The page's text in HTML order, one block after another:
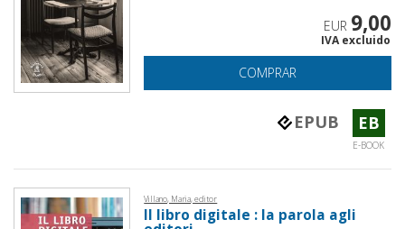
EUR 9,00
IVA excluido
COMPRAR
EPUB EB
E-BOOK
Villano, Maria, editor
Il libro digitale : la parola agli